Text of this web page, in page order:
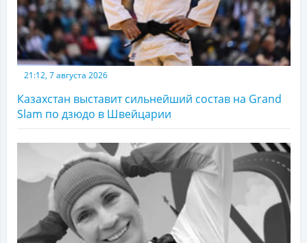
21:12, 7 августа 2026
Казахстан выставит сильнейший состав на Grand
Slam по дзюдо в Швейцарии